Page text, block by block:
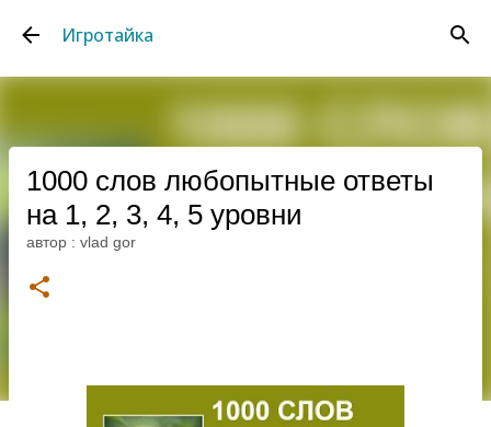
Игротайка
1000 слов любопытные ответы
на 1, 2, 3, 4, 5 уровни
автор : vlad gor